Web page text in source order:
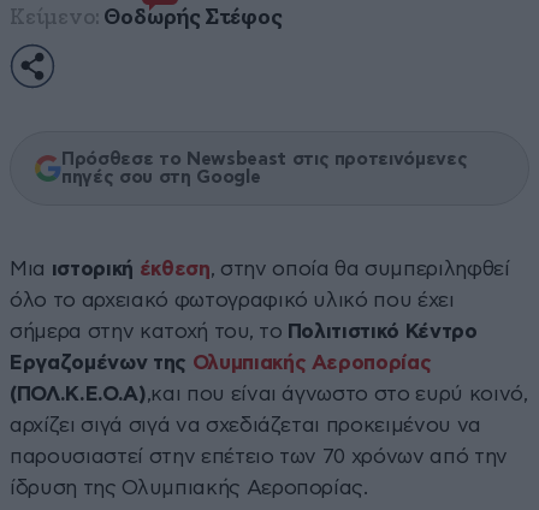
Κείμενο: Θοδωρής Στέφος
Πρόσθεσε το Newsbeast στις προτεινόμενες
πηγές σου στη Google
Μια ιστορική έκθεση, στην οποία θα συμπεριληφθεί
όλο το αρχειακό φωτογραφικό υλικό που έχει
σήμερα στην κατοχή του, το Πολιτιστικό Κέντρο
Εργαζομένων της Ολυμπιακής Αεροπορίας
(ΠΟΛ.Κ.Ε.Ο.Α),και που είναι άγνωστο στο ευρύ κοινό,
αρχίζει σιγά σιγά να σχεδιάζεται προκειμένου να
παρουσιαστεί στην επέτειο των 70 χρόνων από την
ίδρυση της Ολυμπιακής Αεροπορίας.